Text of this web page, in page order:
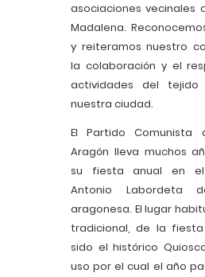
asociaciones vecinales
Madalena.
y reiteramos nuestro
la colaboración y el
actividades del tejido
nuestra ciudad.
El Partido Comunista
Aragón lleva muchos
su fiesta anual en el
Antonio Labordeta
aragonesa. El lugar
tradicional, de la
sido el histórico
uso por el cual el año